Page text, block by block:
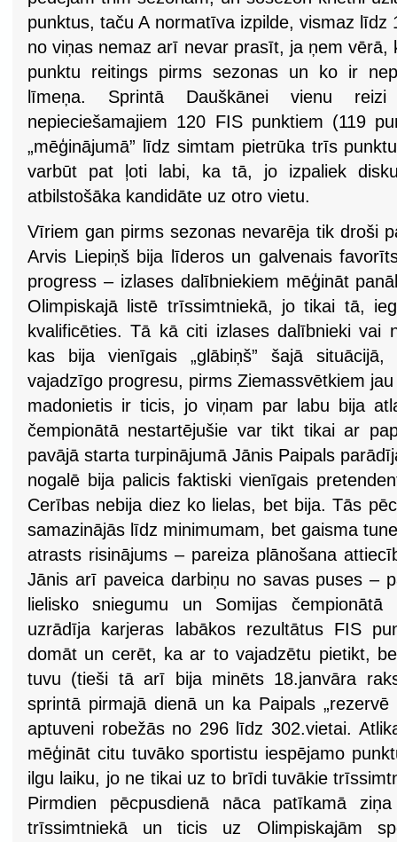
punktus, taču A normatīva izpilde, vismaz līdz
no viņas nemaz arī nevar prasīt, ja ņem vērā,
punktu reitings pirms sezonas un ko ir
līmeņa. Sprintā Dauškānei vienu
nepieciešamajiem 120 FIS punktiem (119
„mēģinājumā” līdz simtam pietrūka trīs
varbūt pat ļoti labi, ka tā, jo izpaliek
atbilstošāka kandidāte uz otro vietu.
Vīriem gan pirms sezonas nevarēja tik droši
Arvis Liepiņš bija līderos un galvenais
progress – izlases dalībniekiem mēģināt
Olimpiskajā listē trīssimtniekā, jo tikai tā,
kvalificēties. Tā kā citi izlases dalībnieki vai
kas bija vienīgais „glābiņš” šajā
vajadzīgo progresu, pirms Ziemassvētkiem
madonietis ir ticis, jo viņam par labu bija
čempionātā nestartējušie var tikt tikai ar
pavājā starta turpinājumā Jānis Paipals
nogalē bija palicis faktiski vienīgais
Cerības nebija diez ko lielas, bet bija. Tās
samazinājās līdz minimumam, bet gaisma
atrasts risinājums – pareiza plānošana
Jānis arī paveica darbiņu no savas puses –
lielisko sniegumu un Somijas
uzrādīja karjeras labākos rezultātus FIS
domāt un cerēt, ka ar to vajadzētu pietikt,
tuvu (tieši tā arī bija minēts 18.janvāra
sprintā pirmajā dienā un ka Paipals
aptuveni robežās no 296 līdz 302.vietai.
mēģināt citu tuvāko sportistu iespējamo
ilgu laiku, jo ne tikai uz to brīdi tuvākie
Pirmdien pēcpusdienā nāca patīkamā
trīssimtniekā un ticis uz Olimpiskajām